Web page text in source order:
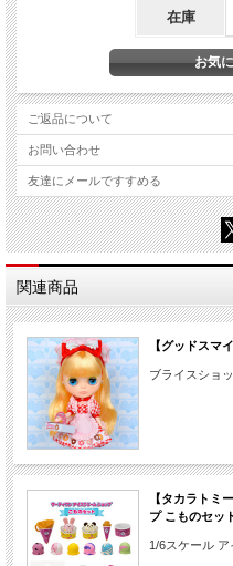
在庫
ご返品について
お問い合わせ
友達にメールですすめる
関連商品
【グッドスマ
ブライスショ
【タカラトミ
プ こものセッ
1/6スケール ア